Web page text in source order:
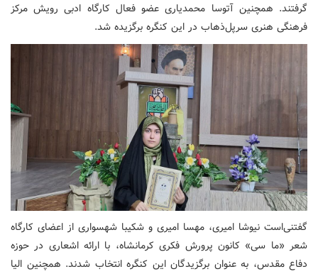
گرفتند. همچنین آتوسا محمدیاری عضو فعال کارگاه‌ ادبی رویش مرکز
فرهنگی هنری سرپل‌ذهاب در این کنگره برگزیده شد.
گفتنی‌است نیوشا امیری، مهسا امیری و شکیبا شهسواری از اعضای کارگاه
شعر «ما سی» کانون پرورش فکری کرمانشاه، با ارائه اشعاری در حوزه
دفاع مقدس، به عنوان برگزیدگان این کنگره انتخاب شدند. همچنین الیا